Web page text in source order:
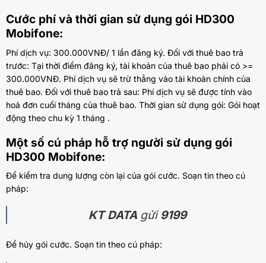
Cước phí và thời gian sử dụng gói HD300
Mobifone:
Phí dịch vụ: 300.000VNĐ/ 1 lần đăng ký. Đối với thuê bao trả
trước: Tại thời điểm đăng ký, tài khoản của thuê bao phải có >=
300.000VNĐ. Phí dịch vụ sẽ trừ thẳng vào tài khoản chính của
thuê bao. Đối với thuê bao trả sau: Phí dịch vụ sẽ được tính vào
hoá đơn cuối tháng của thuê bao. Thời gian sử dụng gói: Gói hoạt
động theo chu kỳ 1 tháng .
Một số cú pháp hỗ trợ người sử dụng gói
HD300 Mobifone:
Để kiểm tra dung lượng còn lại của gói cước. Soạn tin theo cú
pháp:
KT DATA gửi 9199
Để hủy gói cước. Soạn tin theo cú pháp: